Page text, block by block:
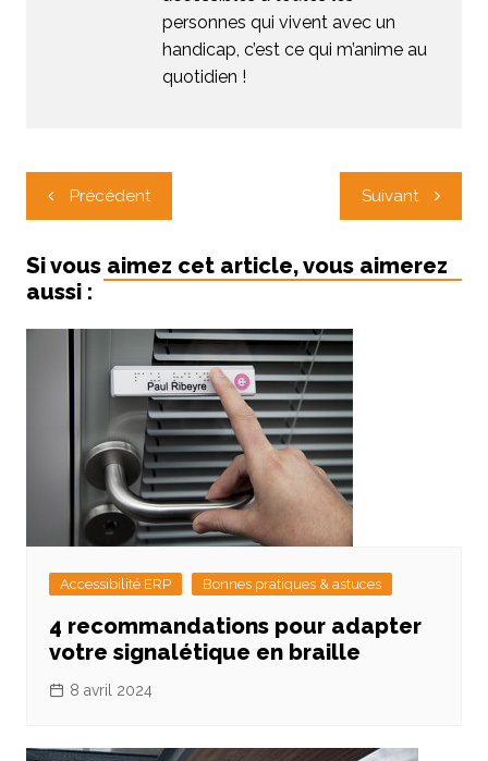
personnes qui vivent avec un
handicap, c’est ce qui m’anime au
quotidien !
Navigation
de
l’article
Précédent Suivant
Si vous aimez cet article, vous aimerez
aussi :
Accessibilité ERP Bonnes pratiques & astuces
4 recommandations pour adapter
votre signalétique en braille
8 avril 2024